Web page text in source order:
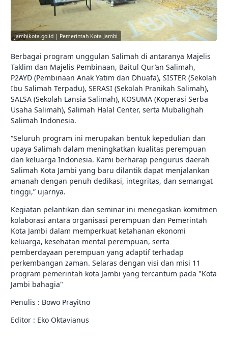
jambikota.go.id | Pemerintah Kota Jambi
Berbagai program unggulan Salimah di antaranya Majelis
Taklim dan Majelis Pembinaan, Baitul Qur’an Salimah,
P2AYD (Pembinaan Anak Yatim dan Dhuafa), SISTER (Sekolah
Ibu Salimah Terpadu), SERASI (Sekolah Pranikah Salimah),
SALSA (Sekolah Lansia Salimah), KOSUMA (Koperasi Serba
Usaha Salimah), Salimah Halal Center, serta Mubalighah
Salimah Indonesia.
“Seluruh program ini merupakan bentuk kepedulian dan
upaya Salimah dalam meningkatkan kualitas perempuan
dan keluarga Indonesia. Kami berharap pengurus daerah
Salimah Kota Jambi yang baru dilantik dapat menjalankan
amanah dengan penuh dedikasi, integritas, dan semangat
tinggi,” ujarnya.
Kegiatan pelantikan dan seminar ini menegaskan komitmen
kolaborasi antara organisasi perempuan dan Pemerintah
Kota Jambi dalam memperkuat ketahanan ekonomi
keluarga, kesehatan mental perempuan, serta
pemberdayaan perempuan yang adaptif terhadap
perkembangan zaman. Selaras dengan visi dan misi 11
program pemerintah kota Jambi yang tercantum pada "Kota
Jambi bahagia"
Penulis : Bowo Prayitno
Editor : Eko Oktavianus